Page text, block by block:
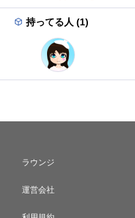
持ってる人 (1)
ラウンジ
運営会社